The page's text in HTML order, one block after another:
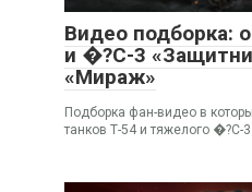
Видео подборка:
и �?С-3
«Мираж»
Подборка фан-видео в
танков Т-54 и тяжелого �?С-